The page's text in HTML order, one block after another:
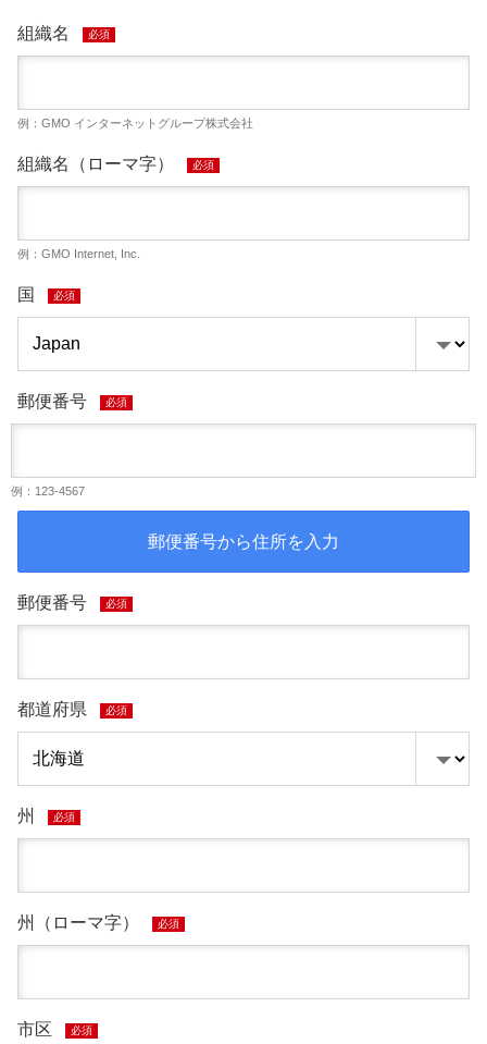
組織名 必須
例：GMO インターネットグループ株式会社
組織名（ローマ字） 必須
例：GMO Internet, Inc.
国 必須
郵便番号 必須
例：123-4567
郵便番号から住所を入力
郵便番号 必須
都道府県 必須
州 必須
州（ローマ字） 必須
市区 必須